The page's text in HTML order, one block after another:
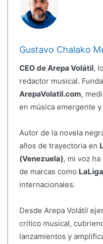
Gustavo Chalako
CEO de Arepa Volátil,
redactor musical.
ArepaVolatil.com,
en música emergente
Autor de la novela
años de trayectoria en
(Venezuela), mi voz
de marcas como LaLiga
internacionales.
Desde Arepa Volátil
crítico musical,
lanzamientos y